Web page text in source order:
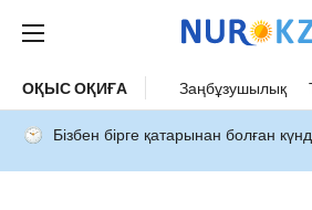
ОҚЫС ОҚИҒА Заңбұзушылық
Бізбен бірге қатарынан болған